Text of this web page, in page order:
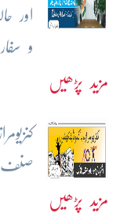
اور
و
مزید پڑھیں
صنف
مزید پڑھیں